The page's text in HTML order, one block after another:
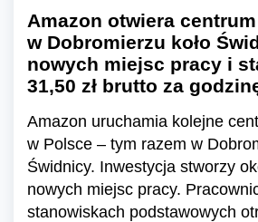
Amazon otwiera
w Dobromierzu koło
nowych miejsc pracy i
31,50 zł brutto za
Amazon uruchamia kolejne
w Polsce – tym razem w
Świdnicy. Inwestycja stworzy
nowych miejsc pracy.
stanowiskach podstawowych